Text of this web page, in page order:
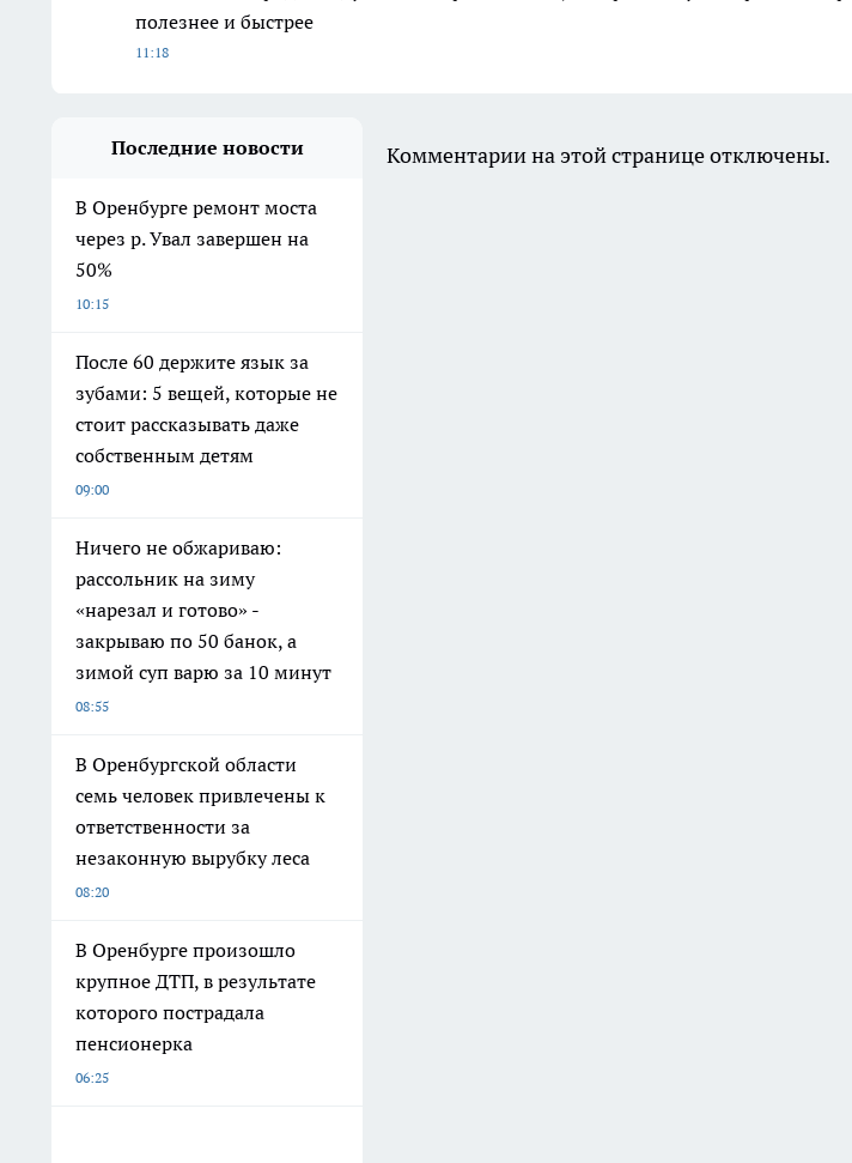
полезнее и быстрее
11:18
Последние новости
В Оренбурге ремонт моста
через р. Увал завершен на
50%
10:15
После 60 держите язык за
зубами: 5 вещей, которые не
стоит рассказывать даже
собственным детям
09:00
Ничего не обжариваю:
рассольник на зиму
«нарезал и готово» -
закрываю по 50 банок, а
зимой суп варю за 10 минут
08:55
В Оренбургской области
семь человек привлечены к
ответственности за
незаконную вырубку леса
08:20
В Оренбурге произошло
крупное ДТП, в результате
которого пострадала
пенсионерка
06:25
Комментарии на этой странице отключены.